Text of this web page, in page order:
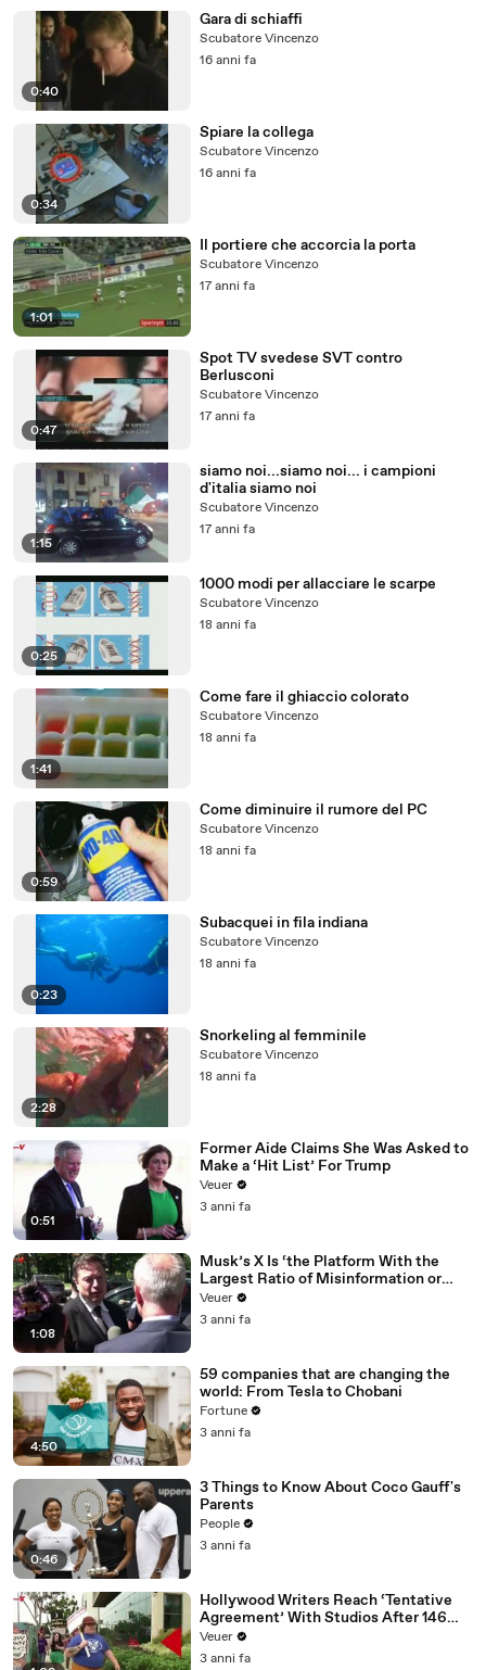
0:40
Gara di schiaffi
Scubatore Vincenzo
16 anni fa
0:34
Spiare la collega
Scubatore Vincenzo
16 anni fa
1:01
Il portiere che accorcia la porta
Scubatore Vincenzo
17 anni fa
0:47
Spot TV svedese SVT contro
Berlusconi
Scubatore Vincenzo
17 anni fa
1:15
siamo noi...siamo noi... i campioni
d'italia siamo noi
Scubatore Vincenzo
17 anni fa
0:25
1000 modi per allacciare le scarpe
Scubatore Vincenzo
18 anni fa
1:41
Come fare il ghiaccio colorato
Scubatore Vincenzo
18 anni fa
0:59
Come diminuire il rumore del PC
Scubatore Vincenzo
18 anni fa
0:23
Subacquei in fila indiana
Scubatore Vincenzo
18 anni fa
2:28
Snorkeling al femminile
Scubatore Vincenzo
18 anni fa
0:51
Former Aide Claims She Was Asked to
Make a ‘Hit List’ For Trump
Veuer
3 anni fa
1:08
Musk’s X Is ‘the Platform With the
Largest Ratio of Misinformation or
Disinformation’ Amongst All Social
Media Platforms
Veuer
3 anni fa
4:50
59 companies that are changing the
world: From Tesla to Chobani
Fortune
3 anni fa
0:46
3 Things to Know About Coco Gauff's
Parents
People
3 anni fa
Hollywood Writers Reach ‘Tentative
Agreement’ With Studios After 146
Day Strike
Veuer
3 anni fa